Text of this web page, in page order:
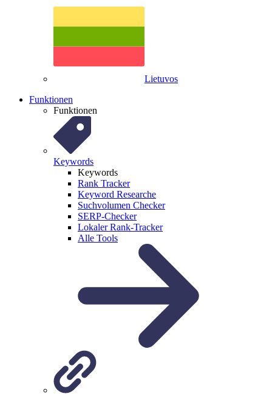
Lietuvos
Funktionen
Funktionen
Keywords
Keywords
Rank Tracker
Keyword Researche
Suchvolumen Checker
SERP-Checker
Lokaler Rank-Tracker
Alle Tools